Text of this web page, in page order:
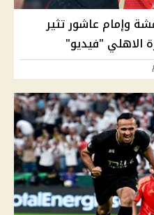
وإمام عاشور تثير
الاهلي "فيديو"